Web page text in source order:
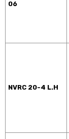
06
NVRC 20-4 L.H